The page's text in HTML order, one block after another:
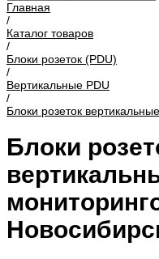
Главная
/
Каталог товаров
/
Блоки розеток (PDU)
/
Вертикальные PDU
/
Блоки розеток
Блоки